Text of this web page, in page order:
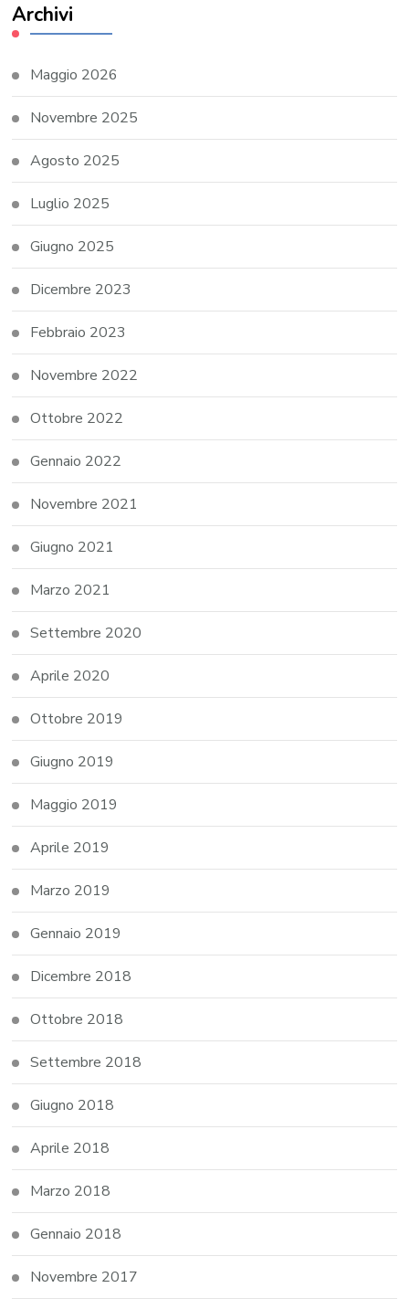
Archivi
Maggio 2026
Novembre 2025
Agosto 2025
Luglio 2025
Giugno 2025
Dicembre 2023
Febbraio 2023
Novembre 2022
Ottobre 2022
Gennaio 2022
Novembre 2021
Giugno 2021
Marzo 2021
Settembre 2020
Aprile 2020
Ottobre 2019
Giugno 2019
Maggio 2019
Aprile 2019
Marzo 2019
Gennaio 2019
Dicembre 2018
Ottobre 2018
Settembre 2018
Giugno 2018
Aprile 2018
Marzo 2018
Gennaio 2018
Novembre 2017